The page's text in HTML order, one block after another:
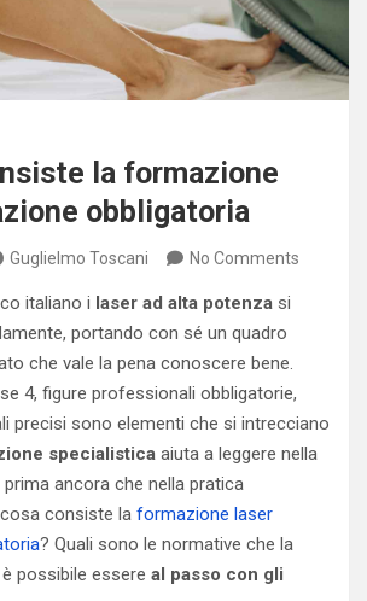
la formazione
obbligatoria
Guglielmo Toscani No Comments
italiano i laser ad alta potenza si
portando con sé un quadro
che vale la pena conoscere bene.
4, figure professionali obbligatorie,
precisi sono elementi che si intrecciano
specialistica aiuta a leggere nella
ancora che nella pratica
consiste la formazione laser
? Quali sono le normative che la
possibile essere al passo con gli